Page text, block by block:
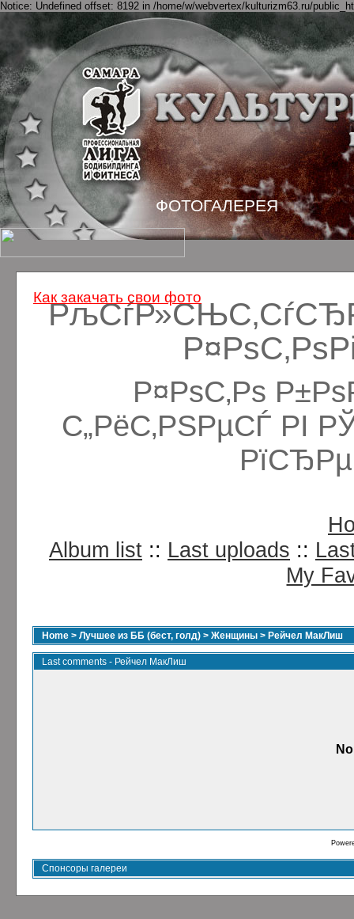
Notice: Undefined offset: 8192 in /home/w/webvertex/kulturizm63.ru/
Р¤РѕС‚Рѕ
С„РёС‚РЅРµСЃ РІ
Album list :: Last uploads ::
My
Home > Лучшее из ББ (бест, голд) > Женщины > Рейчел МакЛиш
Last comments - Рейчел МакЛиш
Спонсоры галереи
ФОТОГАЛЕРЕЯ
Как закачать свои фото